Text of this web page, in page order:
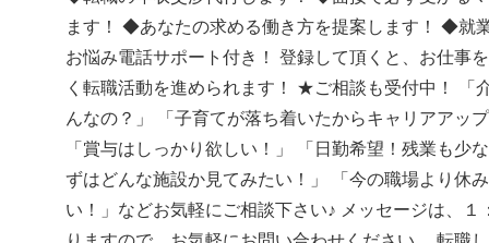
ます！ ◆あなたの求める働き方を提案します！ ◆就
お悩み電話サポート付き！ 登録して頂くと、お仕事
く転職活動を進められます！ ★ご相談も受付中！ 「
んなの？」 「子育てが落ち着いたからキャリアアッ
「賞与はしっかり欲しい！」 「日勤希望！残業も少
ずはどんな施設か見てみたい！」 「今の職場より休
い！」などお気軽にご相談下さい♪ メッセージは、１